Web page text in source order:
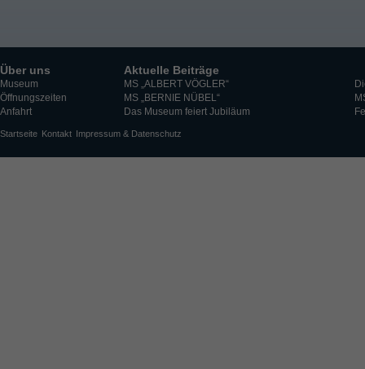
Über uns
Museum
Öffnungszeiten
Anfahrt
Aktuelle Beiträge
MS „ALBERT VÖGLER“
MS „BERNIE NÜBEL“
Das Museum feiert Jubiläum
Startseite Kontakt Impressum & Datenschutz